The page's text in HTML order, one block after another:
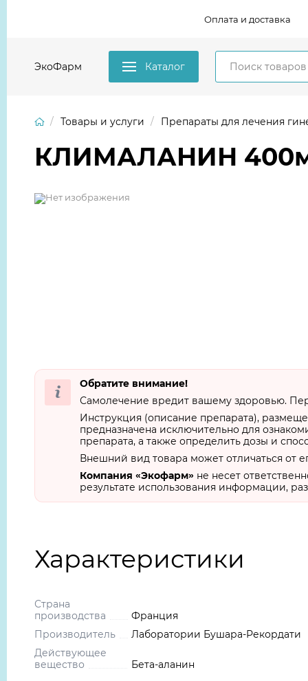
Оплата и доставка
ЭкоФарм Каталог
Товары и услуги Препараты для лечения
КЛИМАЛАНИН
Обратите внимание!
Самолечение вредит вашему здоровью.
Инструкция (описание препарата),
предназначена исключительно для
препарата, а также определить дозы и
Внешний вид товара может отличаться от
Компания «Экофарм» не несет
результате использования информации,
Характеристики
Страна
производства
Франция
Производитель
Лаборатории Бушара-Рекордати
Действующее
вещество
Бета-аланин